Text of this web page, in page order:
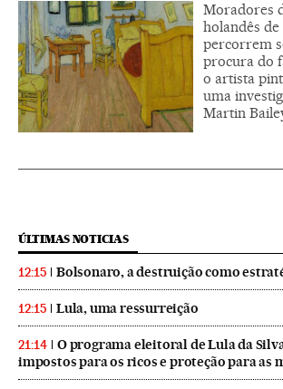
Moradores
holandês
percorrem
procura do
o artista
uma
Martin
ÚLTIMAS NOTICIAS
12:15 Bolsonaro, a destruição como
12:15 Lula, uma ressurreição
21:14
O programa eleitoral de Lula da
impostos para os ricos e proteção para as